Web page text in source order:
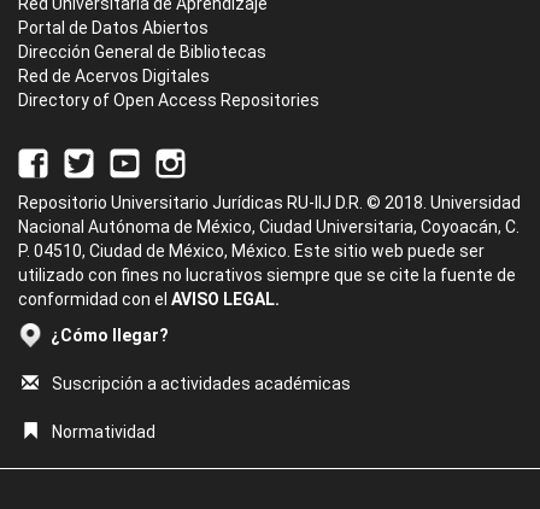
Portal de Datos Abiertos
Dirección General de Bibliotecas
Red de Acervos Digitales
Directory of Open Access Repositories
Repositorio Universitario Jurídicas RU-IIJ D.R. © 2018. Universidad
Nacional Autónoma de México, Ciudad Universitaria, Coyoacán, C.
P. 04510, Ciudad de México, México. Este sitio web puede ser
utilizado con fines no lucrativos siempre que se cite la fuente de
conformidad con el AVISO LEGAL.
¿Cómo llegar?
Suscripción a actividades académicas
Normatividad